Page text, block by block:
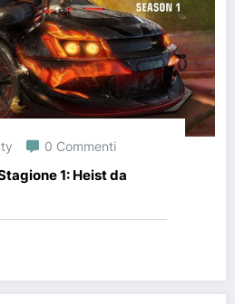
0 Commenti
1: Heist da